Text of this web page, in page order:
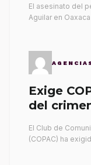
El asesinato del
Aguilar en
Exige
del
El Club de
(COPAC) ha